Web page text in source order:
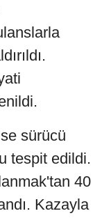
sürücü
tespit edildi.
40
Kazayla